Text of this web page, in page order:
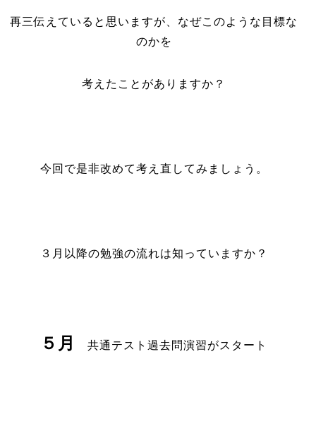
再三伝えていると思いますが、なぜこのような目標な
のかを
考えたことがありますか？
今回で是非改めて考え直してみましょう。
３月以降の勉強の流れは知っていますか？
５月 共通テスト過去問演習がスタート